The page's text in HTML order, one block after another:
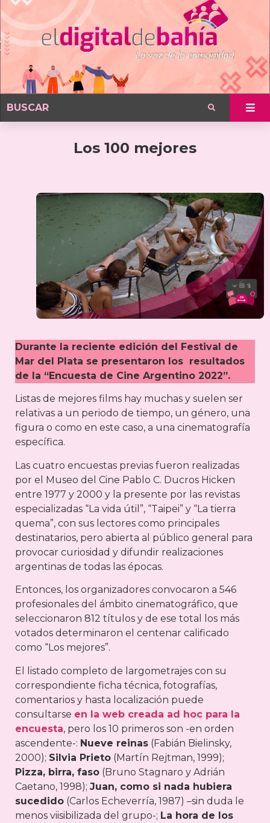
Los 100 mejores
Durante la reciente edición del Festival de
Mar del Plata se presentaron los resultados
de la “Encuesta de Cine Argentino 2022”.
Listas de mejores films hay muchas y suelen ser
relativas a un periodo de tiempo, un género, una
figura o como en este caso, a una cinematografía
específica.
Las cuatro encuestas previas fueron realizadas
por el Museo del Cine Pablo C. Ducros Hicken
entre 1977 y 2000 y la presente por las revistas
especializadas “La vida útil”, “Taipei” y “La tierra
quema”, con sus lectores como principales
destinatarios, pero abierta al público general para
provocar curiosidad y difundir realizaciones
argentinas de todas las épocas.
Entonces, los organizadores convocaron a 546
profesionales del ámbito cinematográfico, que
seleccionaron 812 títulos y de ese total los más
votados determinaron el centenar calificado
como “Los mejores”.
El listado completo de largometrajes con su
correspondiente ficha técnica, fotografías,
comentarios y hasta localización puede
consultarse en la web creada ad hoc para la
encuesta, pero los 10 primeros son -en orden
ascendente-: Nueve reinas (Fabián Bielinsky,
2000); Silvia Prieto (Martín Rejtman, 1999);
Pizza, birra, faso (Bruno Stagnaro y Adrián
Caetano, 1998); Juan, como si nada hubiera
sucedido (Carlos Echeverría, 1987) –sin duda le
menos viisibilizada del grupo-; La hora de los